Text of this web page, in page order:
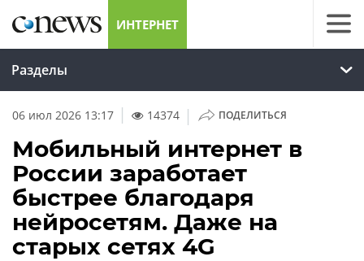
ИНТЕРНЕТ
Разделы
06 июл 2026 13:17 14374 | ПОДЕЛИТЬСЯ
Мобильный интернет в
России заработает
быстрее благодаря
нейросетям. Даже на
старых сетях 4G